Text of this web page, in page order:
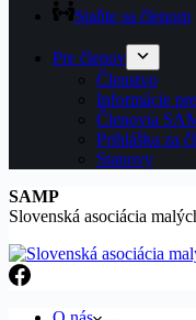
Staňte sa členom
Pre členov
Členstvo
Informácie
Členovia
Prihláška za
Stanovy
SAMP
Slovenská asociácia